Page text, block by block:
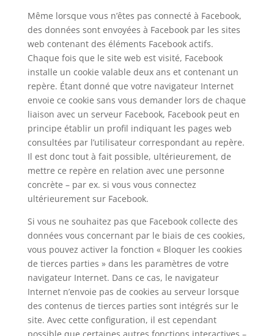
Même lorsque vous n’êtes pas connecté à Facebook,
des données sont envoyées à Facebook par les sites
web contenant des éléments Facebook actifs.
Chaque fois que le site web est visité, Facebook
installe un cookie valable deux ans et contenant un
repère. Étant donné que votre navigateur Internet
envoie ce cookie sans vous demander lors de chaque
liaison avec un serveur Facebook, Facebook peut en
principe établir un profil indiquant les pages web
consultées par l’utilisateur correspondant au repère.
Il est donc tout à fait possible, ultérieurement, de
mettre ce repère en relation avec une personne
concrète – par ex. si vous vous connectez
ultérieurement sur Facebook.
Si vous ne souhaitez pas que Facebook collecte des
données vous concernant par le biais de ces cookies,
vous pouvez activer la fonction « Bloquer les cookies
de tierces parties » dans les paramètres de votre
navigateur Internet. Dans ce cas, le navigateur
Internet n’envoie pas de cookies au serveur lorsque
des contenus de tierces parties sont intégrés sur le
site. Avec cette configuration, il est cependant